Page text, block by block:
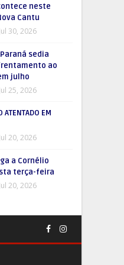
neste
Cantu
Jul 30, 2026
sedia
ao
julho
Jul 25, 2026
ATENTADO EM
Jul 20, 2026
a Cornélio
terça-feira
Jul 20, 2026